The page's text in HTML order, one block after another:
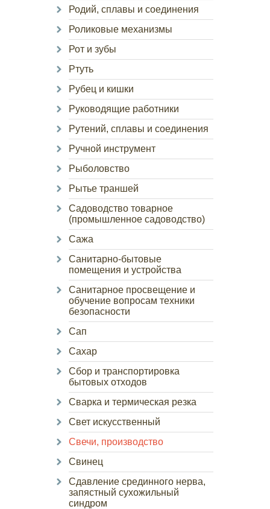
Родий, сплавы и соединения
Роликовые механизмы
Рот и зубы
Ртуть
Рубец и кишки
Руководящие работники
Рутений, сплавы и соединения
Ручной инструмент
Рыболовство
Рытье траншей
Садоводство товарное
(промышленное садоводство)
Сажа
Санитарно-бытовые
помещения и устройства
Санитарное просвещение и
обучение вопросам техники
безопасности
Сап
Сахар
Сбор и транспортировка
бытовых отходов
Сварка и термическая резка
Свет искусственный
Свечи, производство
Свинец
Сдавление срединного нерва,
запястный сухожильный
синдром